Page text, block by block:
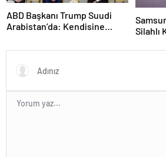
ABD Başkanı Trump Suudi
Arabistan’da: Kendisine
Silahlı